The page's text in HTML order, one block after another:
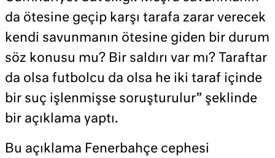
da ötesine geçip karşı tarafa zarar verecek
kendi savunmanın ötesine giden bir durum
söz konusu mu? Bir saldırı var mı? Taraftar
da olsa futbolcu da olsa he iki taraf içinde
bir suç işlenmişse soruşturulur” şeklinde
bir açıklama yaptı.
Bu açıklama Fenerbahçe cephesi